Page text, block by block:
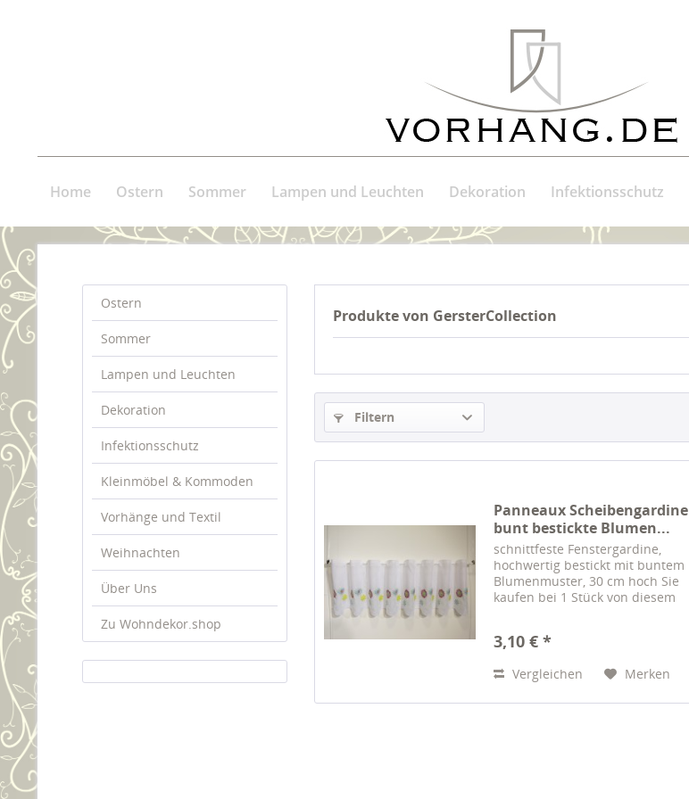
Home Ostern Sommer Lampen und Leuchten Dekoration Infektionsschutz
Ostern
Sommer
Lampen und Leuchten
Dekoration
Infektionsschutz
Kleinmöbel & Kommoden
Vorhänge und Textil
Weihnachten
Über Uns
Zu Wohndekor.shop
Produkte von GersterCollection
Filtern
Panneaux Scheibengardine
bunt bestickte Blumen...
schnittfeste Fenstergardine,
hochwertig bestickt mit buntem
Blumenmuster, 30 cm hoch Sie
kaufen bei 1 Stück von diesem
Wenn Sie als Menge "8" (wie im
3,10 € *
Vergleichen Merken